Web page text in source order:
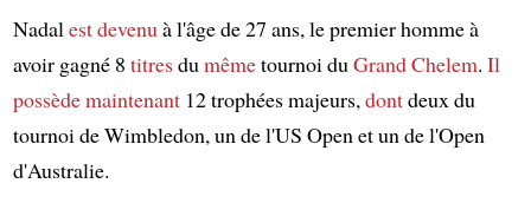
Nadalest devenuà l'âge de 27 ans, le premier homme à
avoir gagné 8 titresdumêmetournoi duGrand Chelem. Il
possède maintenant12 trophées majeurs,dontdeux du
tournoi de Wimbledon, un de l'US Open et un de l'Open
d'Australie.